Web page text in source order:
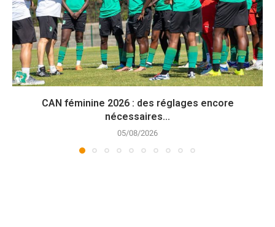
CAN féminine 2026 : des réglages encore
nécessaires...
05/08/2026